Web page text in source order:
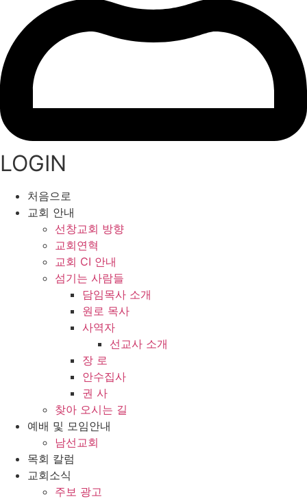
LOGIN
처음으로
교회 안내
선창교회 방향
교회연혁
교회 CI 안내
섬기는 사람들
담임목사 소개
원로 목사
사역자
선교사 소개
장 로
안수집사
권 사
찾아 오시는 길
예배 및 모임안내
남선교회
목회 칼럼
교회소식
주보 광고